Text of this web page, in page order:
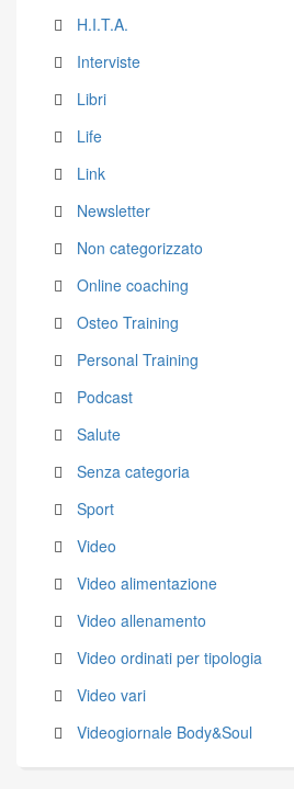
H.I.T.A.
Interviste
Libri
Life
Link
Newsletter
Non categorizzato
Online coaching
Osteo Training
Personal Training
Podcast
Salute
Senza categoria
Sport
Video
Video alimentazione
Video allenamento
Video ordinati per tipologia
Video vari
Videogiornale Body&Soul